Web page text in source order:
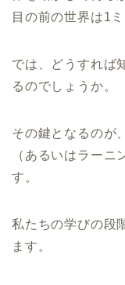
目の前の世界は1
では、どうすれば
るのでしょうか。
その鍵となるのが
（あるいはラー
す。
私たちの学びの段
ます。